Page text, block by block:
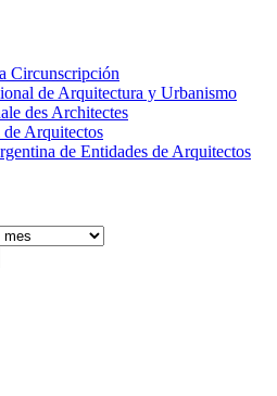
Circunscripción
de Arquitectura y Urbanismo
des Architectes
de Arquitectos
de Entidades de Arquitectos